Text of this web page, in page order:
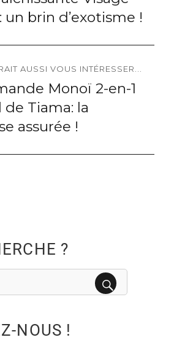
un brin d’exotisme !
AUSSI VOUS INTÉRESSER...
Monoï 2-en-1
de Tiama: la
assurée !
?
NOUS !